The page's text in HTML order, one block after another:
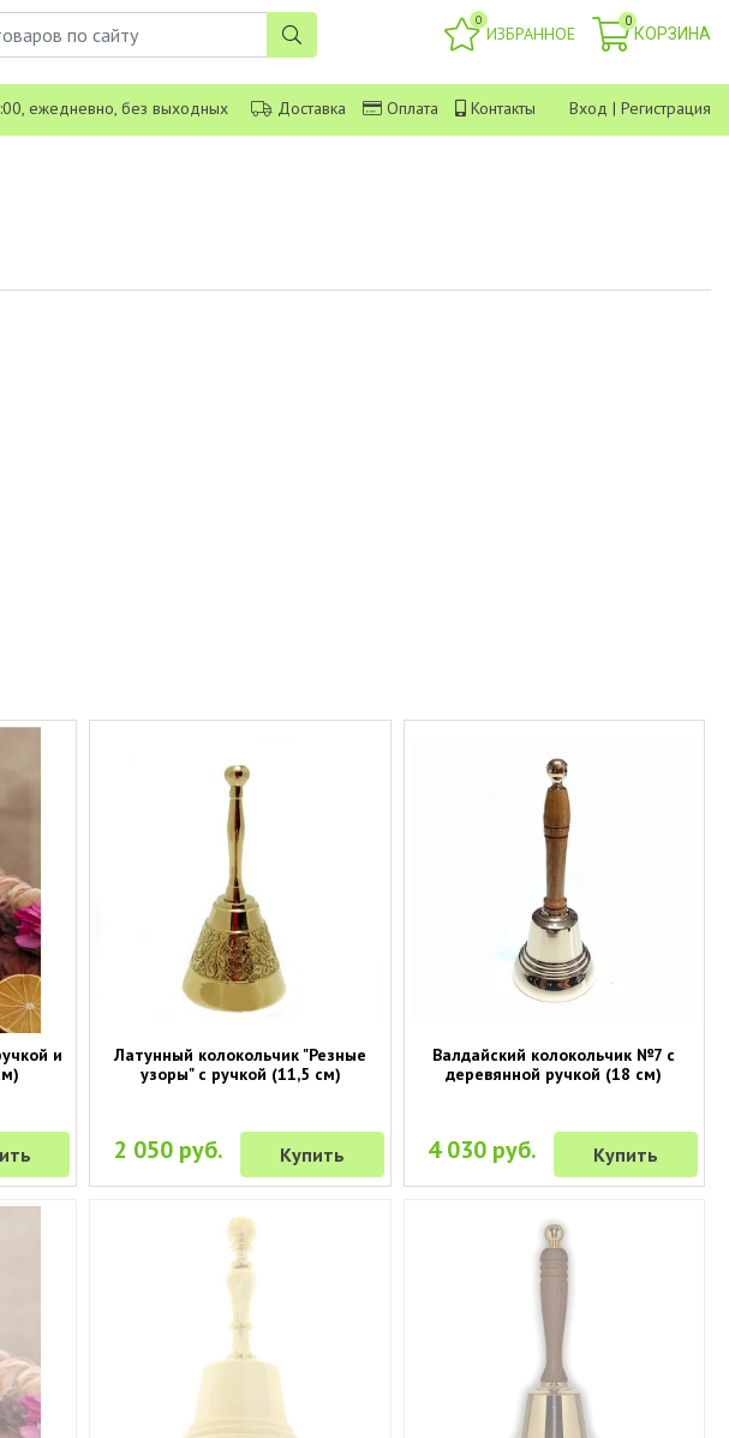
0
ИЗБРАННОЕ
0
КОРЗИНА
ежедневно, без выходных Доставка Оплата Контакты Вход | Регистрация
и
Латунный колокольчик "Резные
узоры" с ручкой (11,5 см)
2 050 руб. Купить
Валдайский колокольчик №7 с
деревянной ручкой (18 см)
4 030 руб. Купить